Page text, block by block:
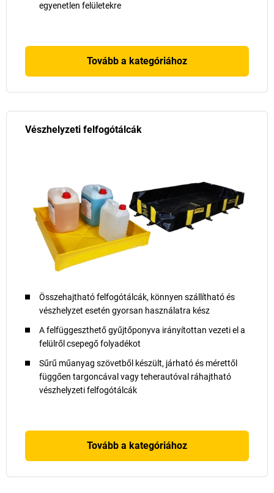
egyenetlen felületekre
Tovább a kategóriához
Vészhelyzeti felfogótálcák
Összehajtható felfogótálcák, könnyen szállítható és
vészhelyzet esetén gyorsan használatra kész
A felfüggeszthető gyűjtőponyva irányítottan vezeti el a
felülről csepegő folyadékot
Sűrű műanyag szövetből készült, járható és mérettől
függően targoncával vagy teherautóval ráhajtható
vészhelyzeti felfogótálcák
Tovább a kategóriához